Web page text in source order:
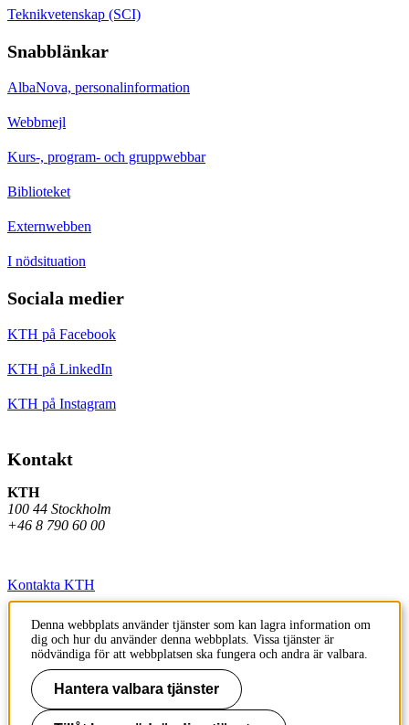
Teknikvetenskap (SCI)
Snabblänkar
AlbaNova, personalinformation
Webbmejl
Kurs-, program- och gruppwebbar
Biblioteket
Externwebben
I nödsituation
Sociala medier
KTH på Facebook
KTH på LinkedIn
KTH på Instagram
Kontakt
KTH
100 44 Stockholm
+46 8 790 60 00
Kontakta KTH
Jobba på KTH
Press och media
Faktura och betalning KTH
Denna webbplats använder tjänster som kan lagra information om
dig och hur du använder denna webbplats. Vissa tjänster är
nödvändiga för att webbplatsen ska fungera och andra är valbara.
Hantera valbara tjänster